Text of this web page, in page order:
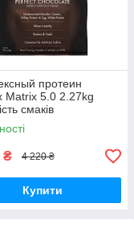
протеин
Matrix 5.0 2.27kg
смаків
₴ 4 220 ₴
Купити